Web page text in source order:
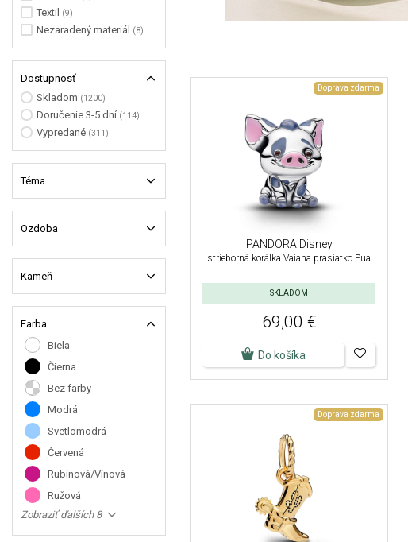
Textil (9)
Nezaradený materiál (8)
Dostupnosť
Skladom (1200)
Doručenie 3-5 dní (114)
Vypredané (311)
Téma
Ozdoba
Kameň
Farba
Biela
Čierna
Bez farby
Modrá
Svetlomodrá
Červená
Rubínová/Vínová
Ružová
Zobraziť ďalších 8
Doprava zdarma
PANDORA Disney
strieborná korálka Vaiana prasiatko Pua
SKLADOM
69,00 €
Do košíka
Doprava zdarma